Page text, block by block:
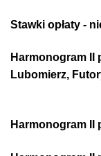
Stawki opłaty -
Harmonogram II
Lubomierz,
Harmonogram II